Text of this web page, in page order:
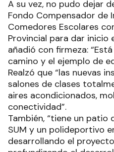
A su vez, no pudo dejar
Fondo Compensador de
Comedores Escolares
Provincial para dar inicio
añadió con firmeza:
camino y el ejemplo de
Realzó que “las nuevas
salones de clases
aires acondicionados,
conectividad”.
También, “tiene un patio
SUM y un polideportivo
desarrollando el